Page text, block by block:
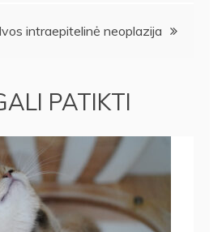
intraepitelinė neoplazija
PATIKTI